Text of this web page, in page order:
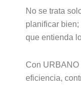
No se trata
planificar
que entienda
Con URBANO
eficiencia,